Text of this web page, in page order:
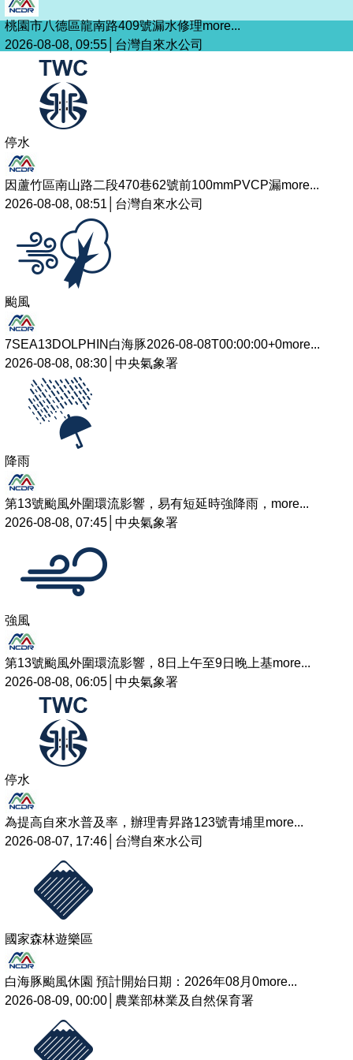
桃園市八德區龍南路409號漏水修理more...
2026-08-08, 09:55│台灣自來水公司
停水
因蘆竹區南山路二段470巷62號前100mmPVCP漏more...
2026-08-08, 08:51│台灣自來水公司
颱風
7SEA13DOLPHIN白海豚2026-08-08T00:00:00+0more...
2026-08-08, 08:30│中央氣象署
降雨
第13號颱風外圍環流影響，易有短延時強降雨， more...
2026-08-08, 07:45│中央氣象署
強風
第13號颱風外圍環流影響，8日上午至9日晚上基more...
2026-08-08, 06:05│中央氣象署
停水
為提高自來水普及率，辦理青昇路123號青埔里more...
2026-08-07, 17:46│台灣自來水公司
國家森林遊樂區
白海豚颱風休園 預計開始日期：2026年08月0more...
2026-08-09, 00:00│農業部林業及自然保育署